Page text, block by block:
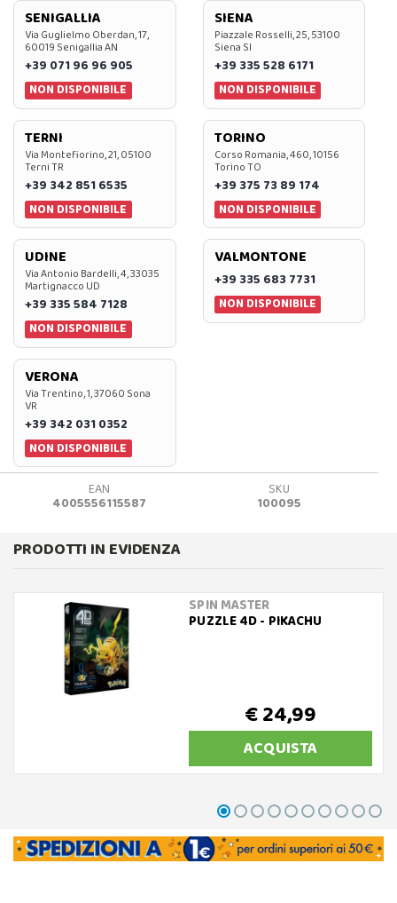
SENIGALLIA
Via Guglielmo Oberdan, 17,
60019 Senigallia AN
+39 071 96 96 905
NON DISPONIBILE
SIENA
Piazzale Rosselli, 25, 53100
Siena SI
+39 335 528 6171
NON DISPONIBILE
TERNI
Via Montefiorino, 21, 05100
Terni TR
+39 342 851 6535
NON DISPONIBILE
TORINO
Corso Romania, 460, 10156
Torino TO
+39 375 73 89 174
NON DISPONIBILE
UDINE
Via Antonio Bardelli, 4, 33035
Martignacco UD
+39 335 584 7128
NON DISPONIBILE
VALMONTONE
+39 335 683 7731
NON DISPONIBILE
VERONA
Via Trentino, 1, 37060 Sona
VR
+39 342 031 0352
NON DISPONIBILE
EAN
4005556115587
SKU
100095
PRODOTTI IN EVIDENZA
SPIN MASTER
PUZZLE 4D - PIKACHU
€ 24,99
ACQUISTA